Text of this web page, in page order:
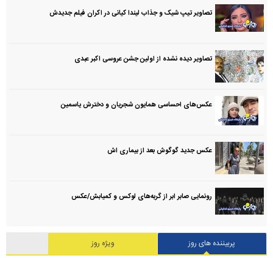
تصاویر تیپ شیک و جذاب لیندا کیانی در اکران فیلم جدیدش
تصاویر دیده نشده از اولین جشن عروسی اکبر عبدی
عکس‌های احساسی همایون شجریان و دخترش یاسمین
عکس جدید گوگوش بعد از بیماری اش
رونمایی صابر ابر از گربه‌های لوکس و کمیابش/عکس
پربیننده های روز
ویژه روز